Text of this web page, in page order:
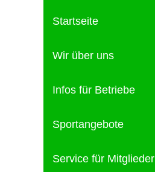
Startseite
Wir über uns
Infos für Betriebe
Sportangebote
Service für Mitglieder